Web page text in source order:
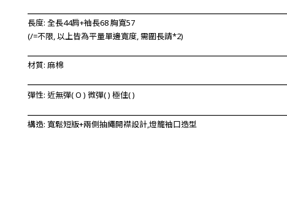
長度: 全長44肩+袖長68 胸寬57
(/=不限, 以上皆為平量單邊寬度, 需圍長請*2)
材質: 麻棉
彈性: 近無彈(O ) 微彈() 極佳()
構造: 寬鬆短版+兩側抽繩開襟設計,燈籠袖口造型